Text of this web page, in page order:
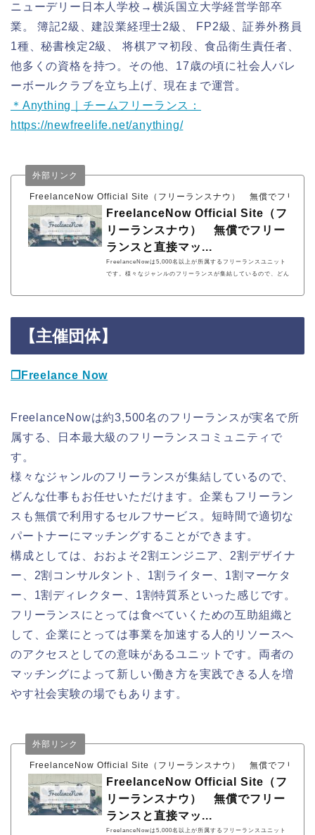
ニューデリー日本人学校→横浜国立大学経営学部卒
業。 簿記2級、建設業経理士2級、 FP2級、証券外務員
1種、秘書検定2級、 将棋アマ初段、食品衛生責任者、
他多くの資格を持つ。その他、17歳の頃に社会人バレ
ーボールクラブを立ち上げ、現在まで運営。
＊Anything｜チームフリーランス：
https://newfreelife.net/anything/
FreelanceNow Official Site（フリーランスナウ） 無償でフリーラ
外部リンク
FreelanceNow Official Site（フ
リーランスナウ） 無償でフリー
ランスと直接マッ...
FreelanceNowは5,000名以上が所属するフリーランスユニット
です。様々なジャンルのフリーランスが集結しているので、どん
するセルフサービス。短時間で適切なパートナーにマッチングす
【主催団体】
❐Freelance Now
FreelanceNowは約3,500名のフリーランスが実名で所
属する、日本最大級のフリーランスコミュニティで
す。
様々なジャンルのフリーランスが集結しているので、
どんな仕事もお任せいただけます。企業もフリーラン
スも無償で利用するセルフサービス。短時間で適切な
パートナーにマッチングすることができます。
構成としては、おおよそ2割エンジニア、2割デザイナ
ー、2割コンサルタント、1割ライター、1割マーケタ
ー、1割ディレクター、1割特質系といった感じです。
フリーランスにとっては食べていくための互助組織と
して、企業にとっては事業を加速する人的リソースへ
のアクセスとしての意味があるユニットです。両者の
マッチングによって新しい働き方を実践できる人を増
やす社会実験の場でもあります。
FreelanceNow Official Site（フリーランスナウ） 無償でフリーラ
外部リンク
FreelanceNow Official Site（フ
リーランスナウ） 無償でフリー
ランスと直接マッ...
FreelanceNowは5,000名以上が所属するフリーランスユニット